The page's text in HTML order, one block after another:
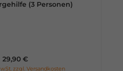
(3 Personen)
Regulärer Preis:
29,90 €
zzgl. Versandkosten